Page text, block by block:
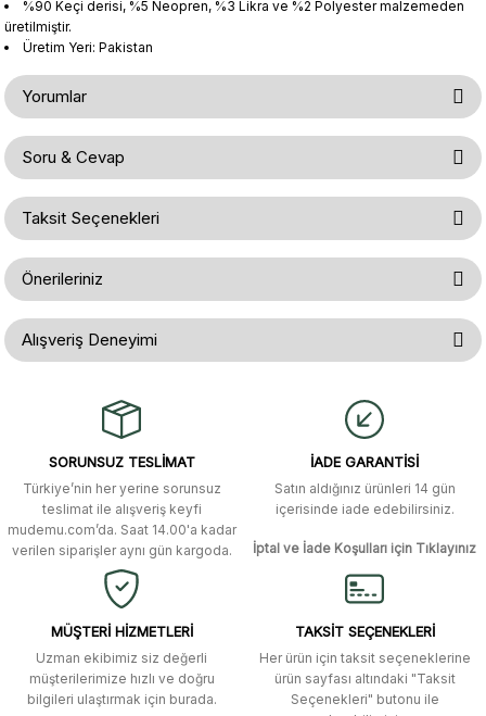
%90 Keçi derisi, %5 Neopren, %3 Likra ve %2 Polyester malzemeden
üretilmiştir.
Üretim Yeri: Pakistan
Yorumlar
Bu ürüne ilk yorumu siz yapın!
Yorum Yaz
Soru & Cevap
Ürün hakkında henüz soru sorulmamış.
Soru Sor
Taksit Seçenekleri
Önerileriniz
Bu ürünün fiyat bilgisi, resim, ürün açıklamalarında ve diğer konularda
yetersiz gördüğünüz noktaları öneri formunu kullanarak tarafımıza
iletebilirsiniz.
Ürün resmi kalitesiz, bozuk veya görüntülenemiyor.
Ürün bilgilerinde hatalar bulunuyor.
Ürün fiyatı diğer sitelerden daha pahalı.
Bu ürüne benzer farklı alternatifler olmalı.
Alışveriş Deneyimi
alışverişti. Ürün bir gün sonra elime
ulaştı. Mağaza yetkilileri oldukça
yanıt aldım ve çözüm buldum.
Murat Duman | 17/03/2026
Site güvenilir ve kullanışlı, fakat
kavela ve diğer ahşap aksesuarları
menü seçeneklerinde bulunmuyor,
spesifik olarak "kavela" terimini
aratarak bulunabilir.
M... K... | 12/12/2025
SORUNSUZ TESLİMAT
Türkiye’nin her yerine sorunsuz
teslimat ile alışveriş keyfi
mudemu.com’da. Saat 14.00'a kadar
verilen siparişler aynı gün kargoda.
İADE GARANTİSİ
Satın aldığınız ürünleri 14 gün
içerisinde iade edebilirsiniz.
İptal ve İade Koşulları için Tıklayınız
MÜŞTERİ HİZMETLERİ
Uzman ekibimiz siz değerli
müşterilerimize hızlı ve doğru
bilgileri ulaştırmak için burada.
TAKSİT SEÇENEKLERİ
Her ürün için taksit seçeneklerine
ürün sayfası altındaki "Taksit
Seçenekleri" butonu ile